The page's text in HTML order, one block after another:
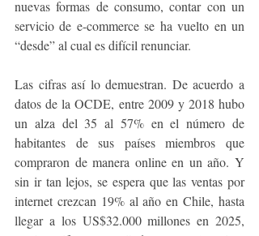
nuevas formas de consumo, contar con un
servicio de e-commerce se ha vuelto en un
“desde” al cual es difícil renunciar.
Las cifras así lo demuestran. De acuerdo a
datos de la OCDE, entre 2009 y 2018 hubo
un alza del 35 al 57% en el número de
habitantes de sus países miembros que
compraron de manera online en un año. Y
sin ir tan lejos, se espera que las ventas por
internet crezcan 19% al año en Chile, hasta
llegar a los US$32.000 millones en 2025,